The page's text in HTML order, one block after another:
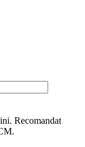
Recomandat